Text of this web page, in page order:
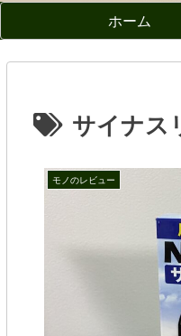
ホーム
サイナス
モノのレビュー